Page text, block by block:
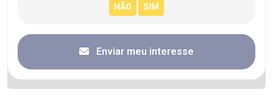
Enviar meu interesse